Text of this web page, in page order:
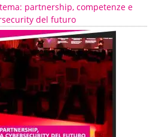
partnership, competenze e
del futuro